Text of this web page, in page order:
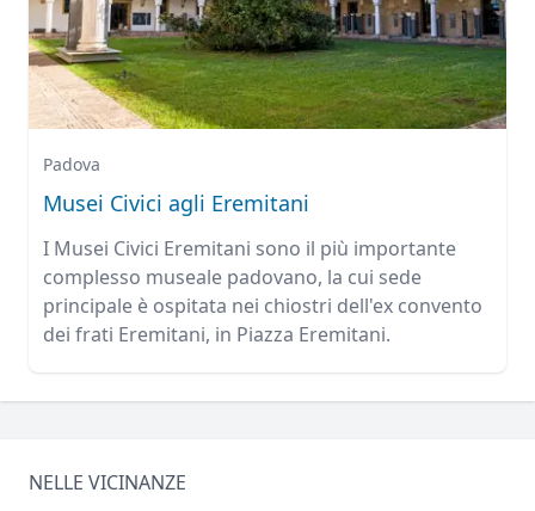
Padova
Musei Civici agli Eremitani
I Musei Civici Eremitani sono il più importante
complesso museale padovano, la cui sede
principale è ospitata nei chiostri dell'ex convento
dei frati Eremitani, in Piazza Eremitani.
NELLE VICINANZE